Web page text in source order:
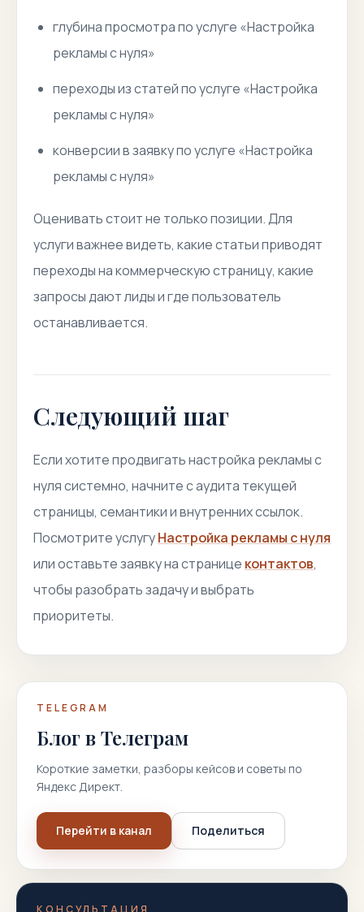
глубина просмотра по услуге «Настройка
рекламы с нуля»
переходы из статей по услуге «Настройка
рекламы с нуля»
конверсии в заявку по услуге «Настройка
рекламы с нуля»
Оценивать стоит не только позиции. Для
услуги важнее видеть, какие статьи приводят
переходы на коммерческую страницу, какие
запросы дают лиды и где пользователь
останавливается.
Следующий шаг
Если хотите продвигать настройка рекламы с
нуля системно, начните с аудита текущей
страницы, семантики и внутренних ссылок.
Посмотрите услугуНастройка рекламы с нуля
или оставьте заявку на странице контактов,
чтобы разобрать задачу и выбрать
приоритеты.
TELEGRAM
Блог в Телеграм
Короткие заметки, разборы кейсов и советы по
Яндекс Директ.
Перейти в канал Поделиться
КОНСУЛЬТАЦИЯ